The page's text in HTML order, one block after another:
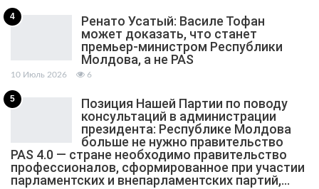
4
Ренато Усатый: Василе Тофан
может доказать, что станет
премьер-министром Республики
Молдова, а не PAS
10 Июль 2026 6
5
Позиция Нашей Партии по поводу
консультаций в администрации
президента: Республике Молдова
больше не нужно правительство
PAS 4.0 — стране необходимо правительство
профессионалов, сформированное при участии
парламентских и внепарламентских партий,…